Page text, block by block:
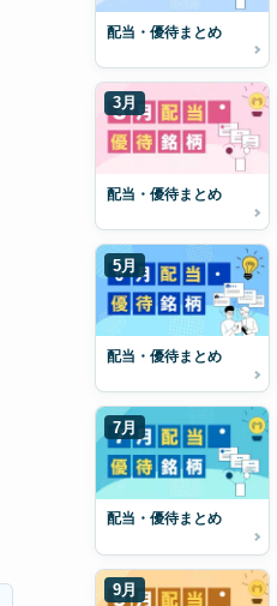
配当・優待まとめ
3月
配当・優待まとめ
5月
配当・優待まとめ
7月
配当・優待まとめ
9月